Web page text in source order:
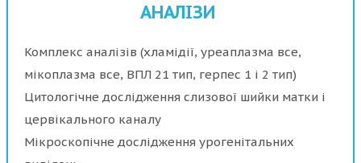
АНАЛІЗИ
Комплекс аналізів (хламідії, уреаплазма все,
мікоплазма все, ВПЛ 21 тип, герпес 1 і 2 тип)
Цитологічне дослідження слизової шийки матки і
цервікального каналу
Мікроскопічне дослідження урогенітальних